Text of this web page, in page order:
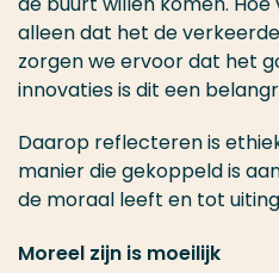
alleen dat het de
zorgen we ervoor dat het
innovaties is dit een
Daarop reflecteren is
manier die gekoppeld is
de moraal leeft en tot
Moreel zijn is moeilijk